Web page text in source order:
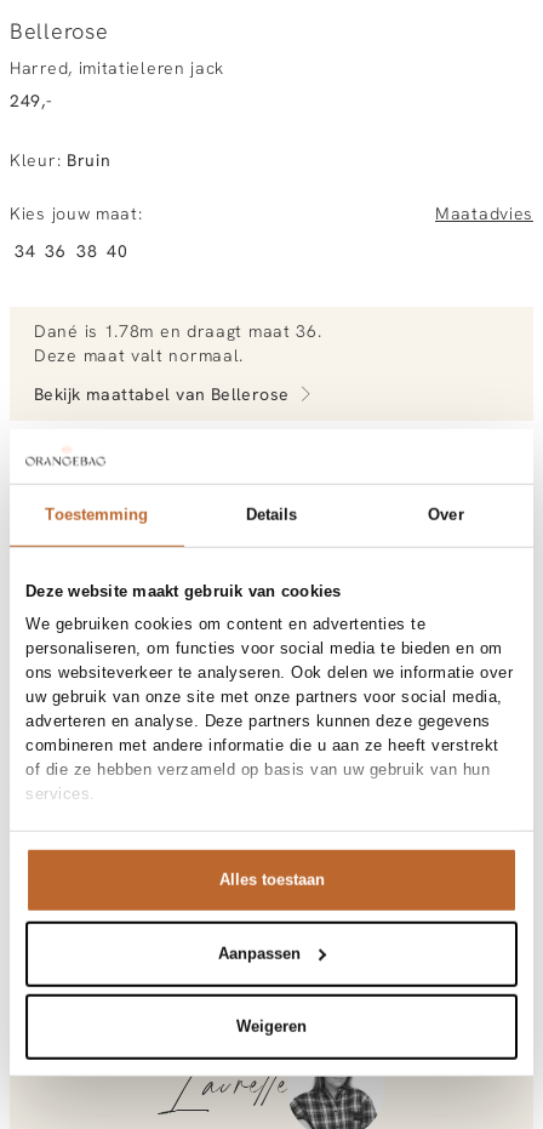
Toestemming Details Over
Deze website maakt gebruik van cookies
We gebruiken cookies om content en advertenties te
personaliseren, om functies voor social media te bieden en om
ons websiteverkeer te analyseren. Ook delen we informatie over
uw gebruik van onze site met onze partners voor social media,
adverteren en analyse. Deze partners kunnen deze gegevens
combineren met andere informatie die u aan ze heeft verstrekt
of die ze hebben verzameld op basis van uw gebruik van hun
services.
Alles toestaan
Aanpassen
Weigeren
Bellerose
Harred, imitatieleren jack
249,-
Kleur: Bruin
Kies jouw maat:
Maatadvies
34 36 38 40
Dané is 1.78m en draagt maat 36.
Deze maat valt normaal.
Bekijk maattabel van Bellerose
Bekijk meer outfits van Dané
Vandaag besteld, morgen gratis in huis
30 dagen bedenktijd
Materiaal en verzorging
Fabric
Fabric: 82% polyester 18%
polyurethane Lining: 96%
polyester 4% elastane Padding:
Maat en pasvorm
Maatadvies
BW262524
Variantnummer
00037021
CARBONE
Lange mouw
Sluiting
Drukknoopsluiting
Zakken
Steekzakken
Geheel gevoerd
Bij Orangebag ontvang je gratis verzending vanaf €99. Alle
bestellingen worden verzonden met een track & trace-code,
uur op werkdagen? Dan wordt je pakket vandaag nog
Vragen of hulp nodig?
Heb je vragen over onze producten of heb je hulp nodig bij
het plaatsen van een bestelling? Onze klantenservice staat
Shop the look
Laurette